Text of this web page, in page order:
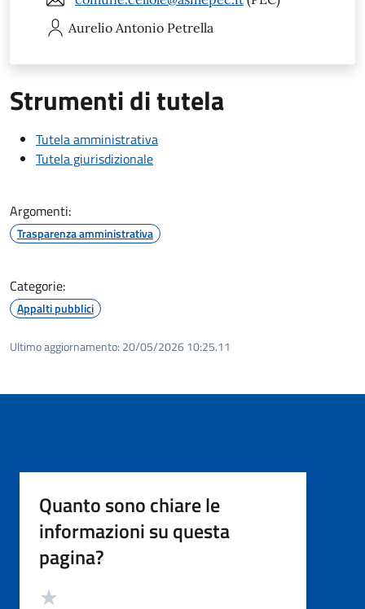
Aurelio Antonio Petrella
Strumenti di tutela
Tutela amministrativa
Tutela giurisdizionale
Argomenti:
Trasparenza amministrativa
Categorie:
Appalti pubblici
Ultimo aggiornamento: 20/05/2026 10:25.11
Quanto sono chiare le
informazioni su questa
pagina?
Valutazione